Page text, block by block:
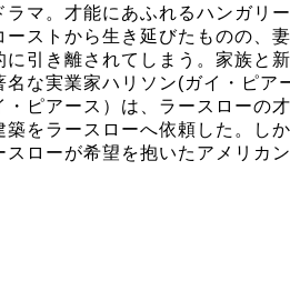
ラマ。才能にあふれるハンガリ
ーストから生き延びたものの、
に引き離されてしまう。家族と
名な実業家ハリソン(ガイ・ピ
・ピアース）は、ラースローの
築をラースローへ依頼した。し
スローが希望を抱いたアメリカ